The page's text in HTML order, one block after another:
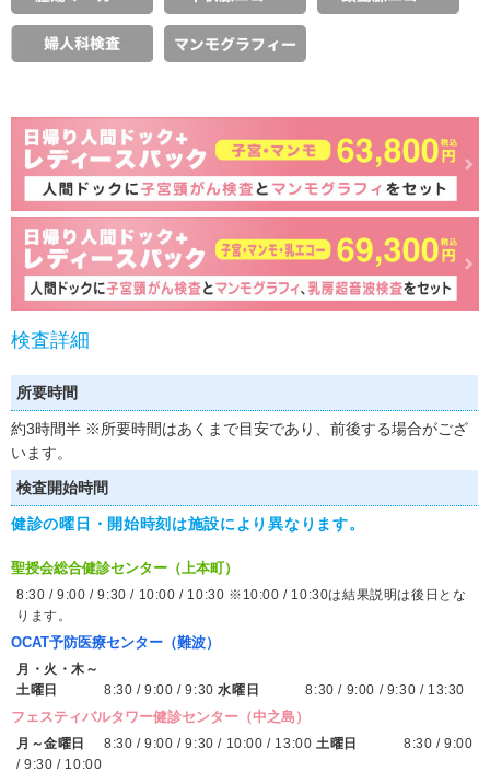
検査詳細
所要時間
約3時間半 ※所要時間はあくまで目安であり、前後する場合がござ
います。
検査開始時間
健診の曜日・開始時刻は施設により異なります。
聖授会総合健診センター（上本町）
8:30 / 9:00 / 9:30 / 10:00 / 10:30 ※10:00 / 10:30は結果説明は後日とな
ります。
OCAT予防医療センター（難波）
月・火・木～
土曜日
8:30 / 9:00 / 9:30 水曜日 8:30 / 9:00 / 9:30 / 13:30
フェスティバルタワー健診センター（中之島）
月～金曜日 8:30 / 9:00 / 9:30 / 10:00 / 13:00 土曜日
8:30 / 9:00
/ 9:30 / 10:00